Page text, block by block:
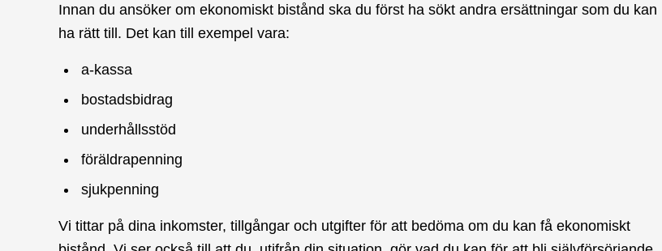
Innan du ansöker om ekonomiskt bistånd ska du först ha sökt andra ersättningar som du kan
ha rätt till. Det kan till exempel vara:
a-kassa
bostadsbidrag
underhållsstöd
föräldrapenning
sjukpenning
Vi tittar på dina inkomster, tillgångar och utgifter för att bedöma om du kan få ekonomiskt